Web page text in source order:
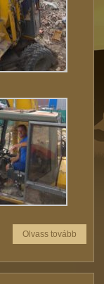
Olvass tovább